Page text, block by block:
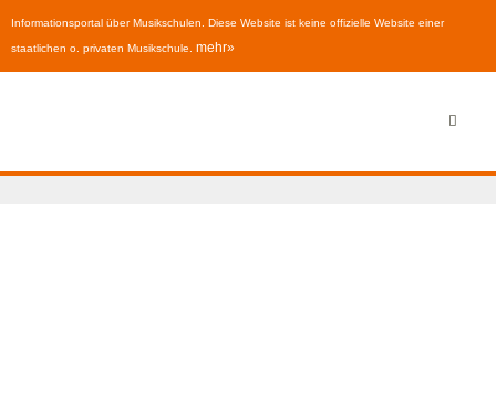
Informationsportal über Musikschulen. Diese Website ist keine offizielle Website einer
staatlichen o. privaten Musikschule. mehr»